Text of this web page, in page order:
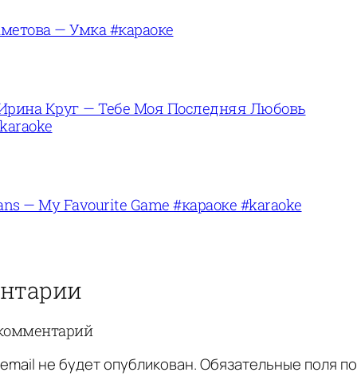
— Умка #караоке
Круг — Тебе Моя Последняя Любовь
— My Favourite Game #караоке #karaoke
не будет опубликован.Обязательные поля